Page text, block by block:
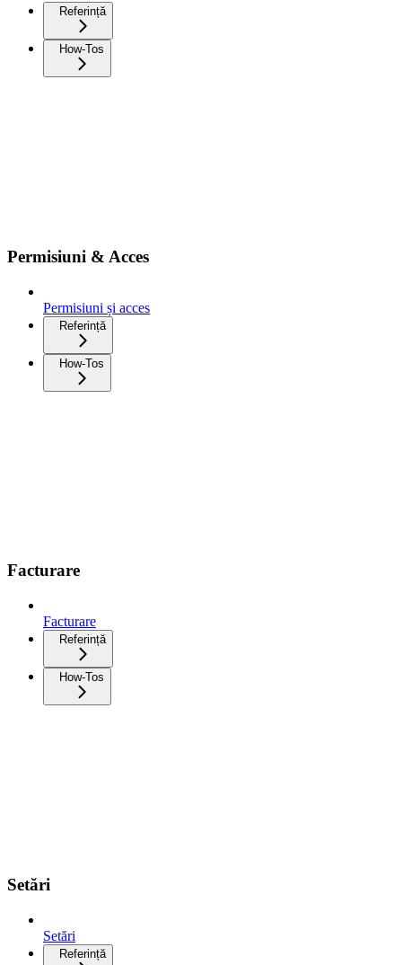
Referință
How-Tos
Permisiuni & Acces
Permisiuni și acces
Referință
How-Tos
Facturare
Facturare
Referință
How-Tos
Setări
Setări
Referință